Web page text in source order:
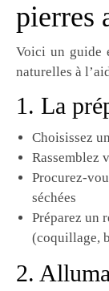
pierres
Voici un guide
naturelles à
1. La
Choisissez
Rassemblez
Procurez-
séchées
Préparez un
(coquillage,
2.